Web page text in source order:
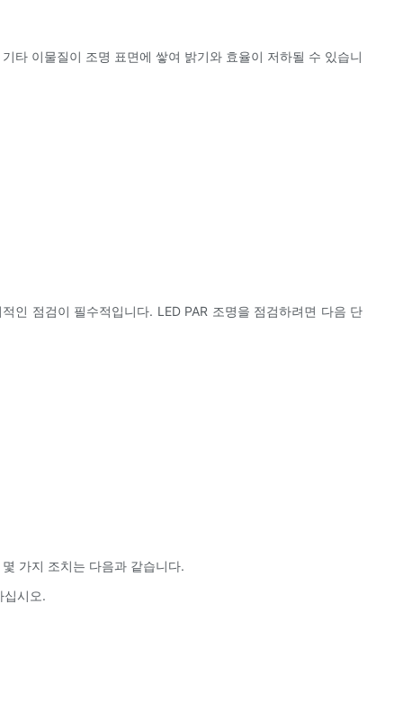
타 이물질이 조명 표면에 쌓여 밝기와 효율이 저하될 수 있습니
인 점검이 필수적입니다. LED PAR 조명을 점검하려면 다음 단
가지 조치는 다음과 같습니다.
십시오.